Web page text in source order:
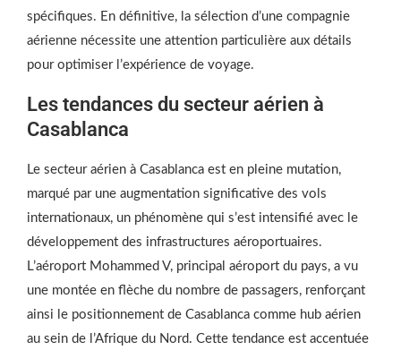
spécifiques. En définitive, la sélection d’une compagnie
aérienne nécessite une attention particulière aux détails
pour optimiser l’expérience de voyage.
Les tendances du secteur aérien à
Casablanca
Le secteur aérien à Casablanca est en pleine mutation,
marqué par une augmentation significative des vols
internationaux, un phénomène qui s’est intensifié avec le
développement des infrastructures aéroportuaires.
L’aéroport Mohammed V, principal aéroport du pays, a vu
une montée en flèche du nombre de passagers, renforçant
ainsi le positionnement de Casablanca comme hub aérien
au sein de l’Afrique du Nord. Cette tendance est accentuée